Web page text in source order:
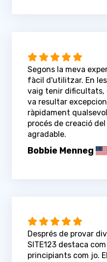
Segons la meva
fàcil d'utilitzar. En
vaig tenir dificultats,
va resultar
ràpidament
procés de creació
agradable.
Bobbie Menneg
Després de provar
SITE123 destaca
principiants com jo.